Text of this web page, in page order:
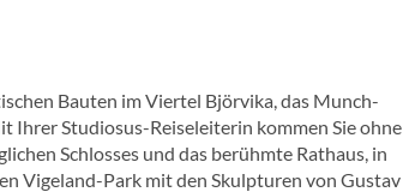
Bauten im Viertel Björvika, das Munch-
Ihrer Studiosus-Reiseleiterin kommen Sie ohne
Schlosses und das berühmte Rathaus, in
Vigeland-Park mit den Skulpturen von Gustav